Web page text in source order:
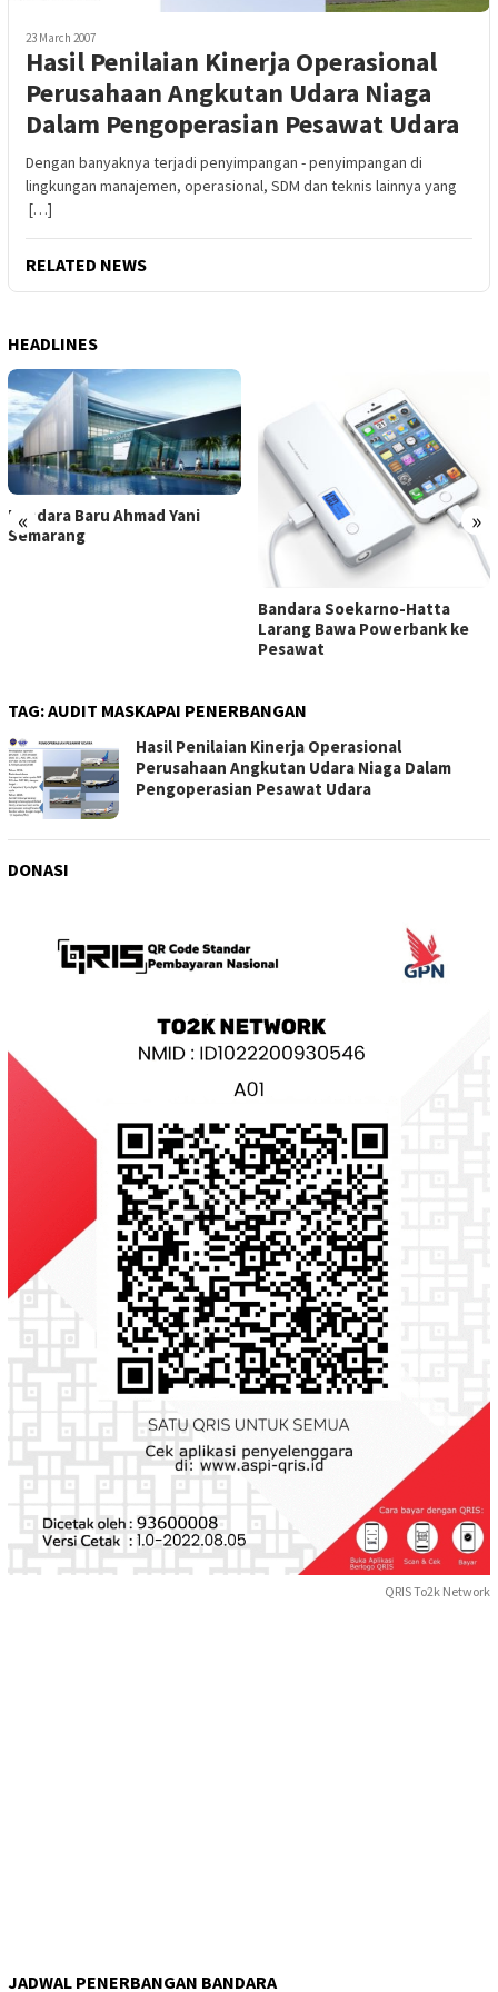
23 March 2007
Hasil Penilaian Kinerja Operasional
Perusahaan Angkutan Udara Niaga
Dalam Pengoperasian Pesawat Udara
Dengan banyaknya terjadi penyimpangan - penyimpangan di
lingkungan manajemen, operasional, SDM dan teknis lainnya yang
[…]
RELATED NEWS
HEADLINES
« »
Bandara Baru Ahmad Yani
Semarang
Bandara Soekarno-Hatta
Larang Bawa Powerbank ke
Pesawat
TAG:AUDIT MASKAPAI PENERBANGAN
Hasil Penilaian Kinerja Operasional
Perusahaan Angkutan Udara Niaga Dalam
Pengoperasian Pesawat Udara
DONASI
QRIS To2k Network
JADWAL PENERBANGAN BANDARA